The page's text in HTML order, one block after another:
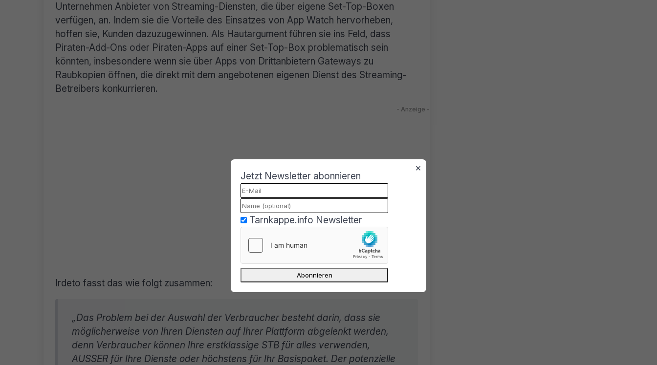
Unternehmen Anbieter von Streaming-Diensten, die über eigene Set-Top-Boxen
verfügen, an. Indem sie die Vorteile des Einsatzes von App Watch hervorheben,
hoffen sie, Kunden dazuzugewinnen. Als Hautargument führen sie ins Feld, dass
Piraten-Add-Ons oder Piraten-Apps auf einer Set-Top-Box problematisch sein
könnten, insbesondere wenn sie über Apps von Drittanbietern Gateways zu
Raubkopien öffnen, die direkt mit dem angebotenen eigenen Dienst des Streaming-
Betreibers konkurrieren.
Irdeto fasst das wie folgt zusammen:
„Das Problem bei der Auswahl der Verbraucher besteht darin, dass sie
möglicherweise von Ihren Diensten auf Ihrer Plattform abgelenkt werden,
denn Verbraucher können Ihre erstklassige STB für alles verwenden,
AUSSER für Ihre Dienste oder höchstens für Ihr Basispaket. Der potenzielle
×
Jetzt Newsletter abonnieren
Tarnkappe.info Newsletter